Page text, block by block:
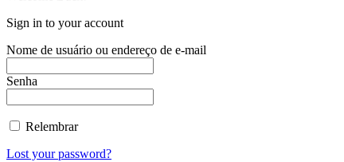
Sign in to your account
Nome de usuário ou endereço de e-mail
Senha
Relembrar
Lost your password?